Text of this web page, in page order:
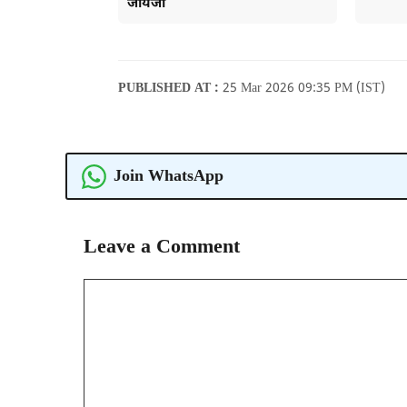
जायजा
PUBLISHED AT : 25 Mar 2026 09:35 PM (IST)
Join WhatsApp
Leave a Comment